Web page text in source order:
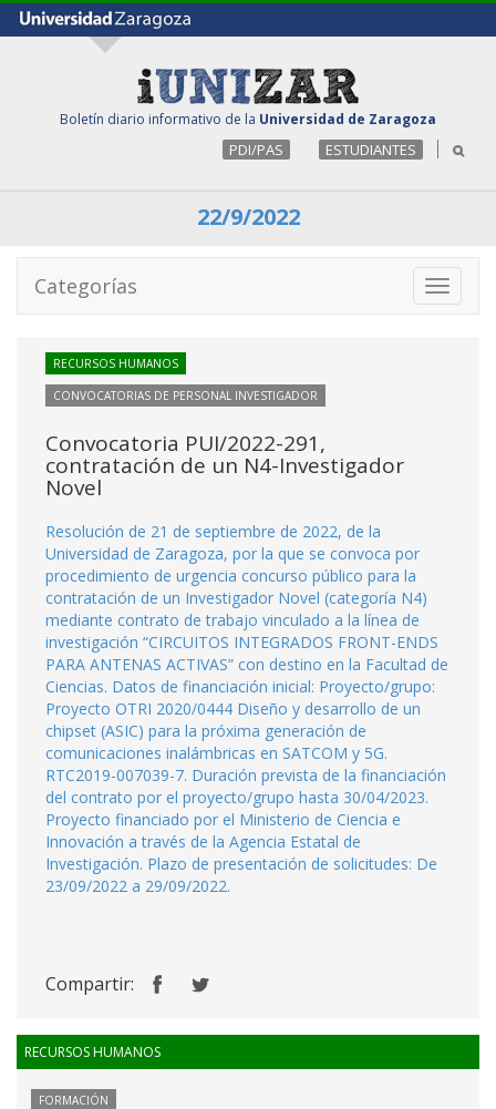
Boletín diario informativo de la Universidad de Zaragoza
PDI/PAS ESTUDIANTES
22/9/2022
Toggle
Categorías
RECURSOS HUMANOS
CONVOCATORIAS DE PERSONAL INVESTIGADOR
Convocatoria PUI/2022-291,
contratación de un N4-Investigador
Novel
Resolución de 21 de septiembre de 2022, de la
Universidad de Zaragoza, por la que se convoca por
procedimiento de urgencia concurso público para la
contratación de un Investigador Novel (categoría N4)
mediante contrato de trabajo vinculado a la línea de
investigación “CIRCUITOS INTEGRADOS FRONT-ENDS
PARA ANTENAS ACTIVAS” con destino en la Facultad de
Ciencias. Datos de financiación inicial: Proyecto/grupo:
Proyecto OTRI 2020/0444 Diseño y desarrollo de un
chipset (ASIC) para la próxima generación de
comunicaciones inalámbricas en SATCOM y 5G.
RTC2019-007039-7. Duración prevista de la financiación
del contrato por el proyecto/grupo hasta 30/04/2023.
Proyecto financiado por el Ministerio de Ciencia e
Innovación a través de la Agencia Estatal de
Investigación. Plazo de presentación de solicitudes: De
23/09/2022 a 29/09/2022.
Compartir:
RECURSOS HUMANOS
FORMACIÓN